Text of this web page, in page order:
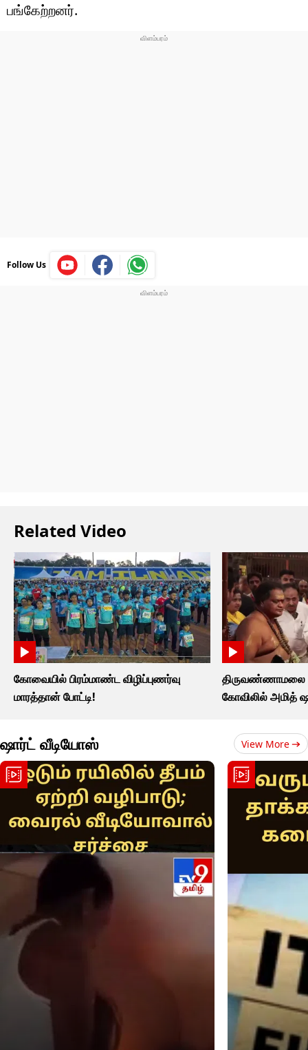
போட்டோ கேலரி
பங்கேற்றனர்.
Follow Us
Related Video
கோவையில் பிரம்மாண்ட விழிப்புணர்வு
மாரத்தான் போட்டி!
திருவண்ணாமலை
கோவிலில் அமித்
ஷார்ட் வீடியோஸ் View More